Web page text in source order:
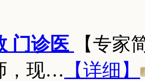
门诊医
【专家
，现… 【详细】